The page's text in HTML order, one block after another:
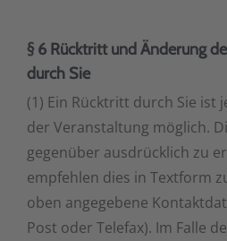
§ 6 Rücktritt und Änderung
durch Sie
(1) Ein Rücktritt durch Sie ist
der Veranstaltung möglich.
gegenüber ausdrücklich zu
empfehlen dies in Textform
oben angegebene
Post oder Telefax). Im Falle